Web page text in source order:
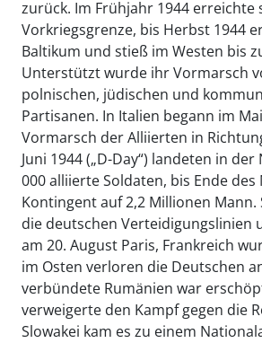
zurück. Im Frühjahr 1944 erreichte
Vorkriegsgrenze, bis Herbst 1944
Baltikum und stieß im Westen bis
Unterstützt wurde ihr Vormarsch
polnischen, jüdischen und
Partisanen. In Italien begann im
Vormarsch der Alliierten in
Juni 1944 („D-Day“) landeten in
000 alliierte Soldaten, bis Ende
Kontingent auf 2,2 Millionen
die deutschen Verteidigungslinien
am 20. August Paris, Frankreich
im Osten verloren die Deutschen
verbündete Rumänien war
verweigerte den Kampf gegen die
Slowakei kam es zu einem